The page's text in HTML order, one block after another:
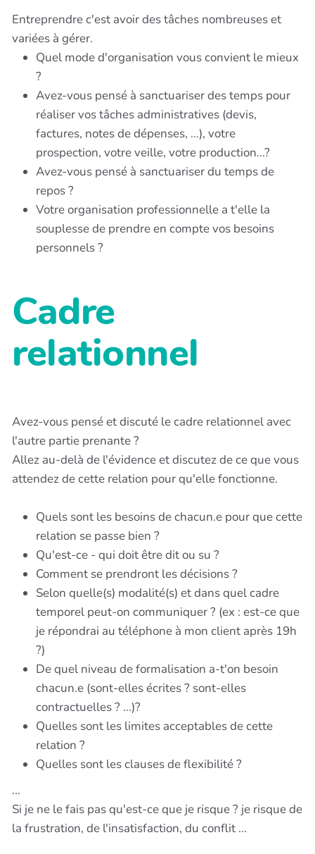
Entreprendre c'est avoir des tâches nombreuses et
variées à gérer.
Quel mode d'organisation vous convient le mieux
?
Avez-vous pensé à sanctuariser des temps pour
réaliser vos tâches administratives (devis,
factures, notes de dépenses, ...), votre
prospection, votre veille, votre production...?
Avez-vous pensé à sanctuariser du temps de
repos ?
Votre organisation professionnelle a t'elle la
souplesse de prendre en compte vos besoins
personnels ?
Cadre
relationnel
Avez-vous pensé et discuté le cadre relationnel avec
l'autre partie prenante ?
Allez au-delà de l'évidence et discutez de ce que vous
attendez de cette relation pour qu'elle fonctionne.
Quels sont les besoins de chacun.e pour que cette
relation se passe bien ?
Qu'est-ce - qui doit être dit ou su ?
Comment se prendront les décisions ?
Selon quelle(s) modalité(s) et dans quel cadre
temporel peut-on communiquer ? (ex : est-ce que
je répondrai au téléphone à mon client après 19h
?)
De quel niveau de formalisation a-t'on besoin
chacun.e (sont-elles écrites ? sont-elles
contractuelles ? ...)?
Quelles sont les limites acceptables de cette
relation ?
Quelles sont les clauses de flexibilité ?
...
Si je ne le fais pas qu'est-ce que je risque ? je risque de
la frustration, de l'insatisfaction, du conflit ...